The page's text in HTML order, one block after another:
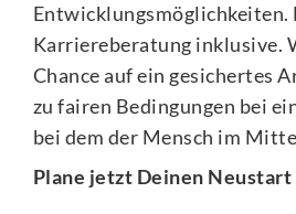
Entwicklungsmöglichkeiten.
Karriereberatung inklusive.
Chance auf ein gesichertes
zu fairen Bedingungen bei
bei dem der Mensch im
Plane jetzt Deinen Neustart